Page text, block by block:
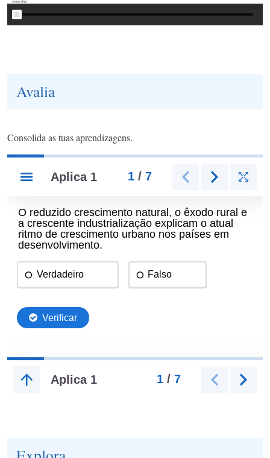
Avalia
Consolida as tuas aprendizagens.